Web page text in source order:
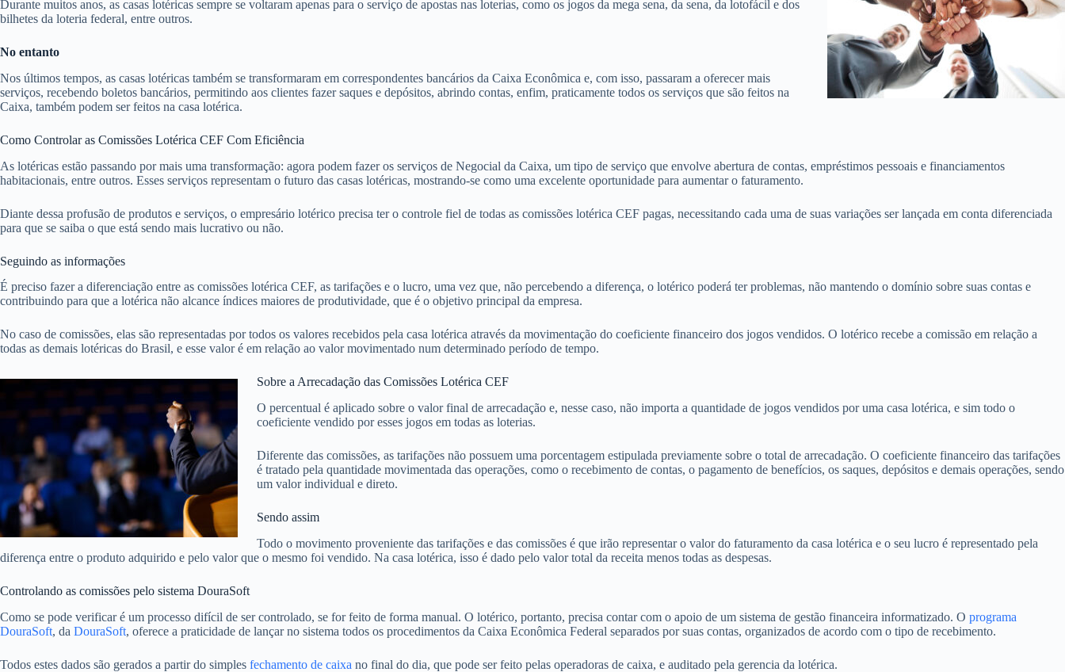
Durante muitos anos, as casas lotéricas sempre se voltaram apenas para o serviço de apostas nas loterias, como os jogos da mega sena, da sena, da lotofácil e dos
bilhetes da loteria federal, entre outros.
No entanto
Nos últimos tempos, as casas lotéricas também se transformaram em correspondentes bancários da Caixa Econômica e, com isso, passaram a oferecer mais
serviços, recebendo boletos bancários, permitindo aos clientes fazer saques e depósitos, abrindo contas, enfim, praticamente todos os serviços que são feitos na
Caixa, também podem ser feitos na casa lotérica.
Como Controlar as Comissões Lotérica CEF Com Eficiência
As lotéricas estão passando por mais uma transformação: agora podem fazer os serviços de Negocial da Caixa, um tipo de serviço que envolve abertura de contas, empréstimos pessoais e financiamentos
habitacionais, entre outros. Esses serviços representam o futuro das casas lotéricas, mostrando-se como uma excelente oportunidade para aumentar o faturamento.
Diante dessa profusão de produtos e serviços, o empresário lotérico precisa ter o controle fiel de todas as comissões lotérica CEF pagas, necessitando cada uma de suas variações ser lançada em conta diferenciada
para que se saiba o que está sendo mais lucrativo ou não.
Seguindo as informações
É preciso fazer a diferenciação entre as comissões lotérica CEF, as tarifações e o lucro, uma vez que, não percebendo a diferença, o lotérico poderá ter problemas, não mantendo o domínio sobre suas contas e
contribuindo para que a lotérica não alcance índices maiores de produtividade, que é o objetivo principal da empresa.
No caso de comissões, elas são representadas por todos os valores recebidos pela casa lotérica através da movimentação do coeficiente financeiro dos jogos vendidos. O lotérico recebe a comissão em relação a
todas as demais lotéricas do Brasil, e esse valor é em relação ao valor movimentado num determinado período de tempo.
Sobre a Arrecadação das Comissões Lotérica CEF
O percentual é aplicado sobre o valor final de arrecadação e, nesse caso, não importa a quantidade de jogos vendidos por uma casa lotérica, e sim todo o
coeficiente vendido por esses jogos em todas as loterias.
Diferente das comissões, as tarifações não possuem uma porcentagem estipulada previamente sobre o total de arrecadação. O coeficiente financeiro das tarifações
é tratado pela quantidade movimentada das operações, como o recebimento de contas, o pagamento de benefícios, os saques, depósitos e demais operações, sendo
um valor individual e direto.
Sendo assim
Todo o movimento proveniente das tarifações e das comissões é que irão representar o valor do faturamento da casa lotérica e o seu lucro é representado pela
diferença entre o produto adquirido e pelo valor que o mesmo foi vendido. Na casa lotérica, isso é dado pelo valor total da receita menos todas as despesas.
Controlando as comissões pelo sistema DouraSoft
Como se pode verificar é um processo difícil de ser controlado, se for feito de forma manual. O lotérico, portanto, precisa contar com o apoio de um sistema de gestão financeira informatizado. O programa
DouraSoft, da DouraSoft, oferece a praticidade de lançar no sistema todos os procedimentos da Caixa Econômica Federal separados por suas contas, organizados de acordo com o tipo de recebimento.
Todos estes dados são gerados a partir do simples fechamento de caixa no final do dia, que pode ser feito pelas operadoras de caixa, e auditado pela gerencia da lotérica.